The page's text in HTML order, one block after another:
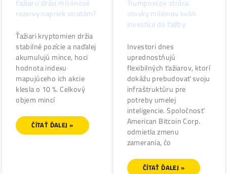
Bitcoin na rázcestí: Prečo
ťažiarci držia miliónové
rezervy napriek stratám?
Ťažiari kryptomien držia
stabilné pozície a naďalej
akumulujú mince, hoci
hodnota indexu
mapujúceho ich akcie
klesla o 10 %. Celkový
Rodinné impérium
Trumpovcov stráca
stovky miliónov kvôli
investícii do ťažby
Investori dnes
uprednostňujú
flexibilných ťažiarov,
dokážu prebudovať
infraštruktúru pre
potreby umelej
inteligencie.